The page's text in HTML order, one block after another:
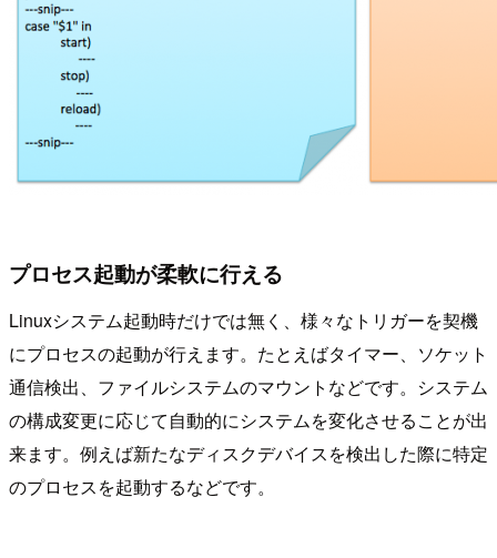
プロセス起動が柔軟に行える
Linuxシステム起動時だけでは無く、様々なトリガーを契機
にプロセスの起動が行えます。たとえばタイマー、ソケット
通信検出、ファイルシステムのマウントなどです。システム
の構成変更に応じて自動的にシステムを変化させることが出
来ます。例えば新たなディスクデバイスを検出した際に特定
のプロセスを起動するなどです。